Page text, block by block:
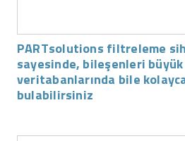
PARTsolutions filtreleme
sayesinde, bileşenleri büyük
veritabanlarında bile
bulabilirsiniz